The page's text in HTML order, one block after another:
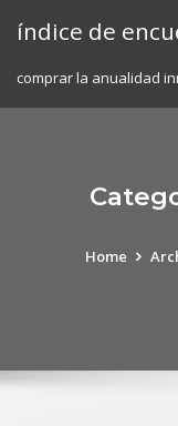
índice de
comprar la anualidad
Home